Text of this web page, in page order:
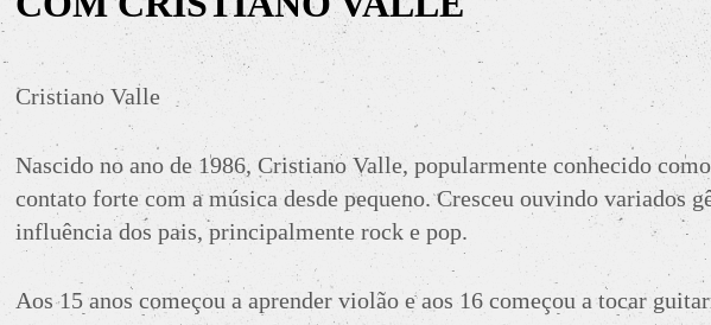
Cristiano Valle
Nascido no ano de 1986, Cristiano Valle, popularmente conhecido
contato forte com a música desde pequeno. Cresceu ouvindo variados
influência dos pais, principalmente rock e pop.
Aos 15 anos começou a aprender violão e aos 16 começou a tocar